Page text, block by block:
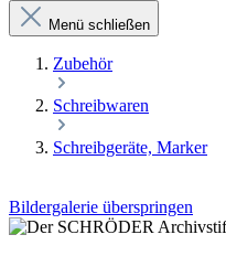
Menü schließen
Zubehör
Schreibwaren
Schreibgeräte, Marker
Bildergalerie überspringen